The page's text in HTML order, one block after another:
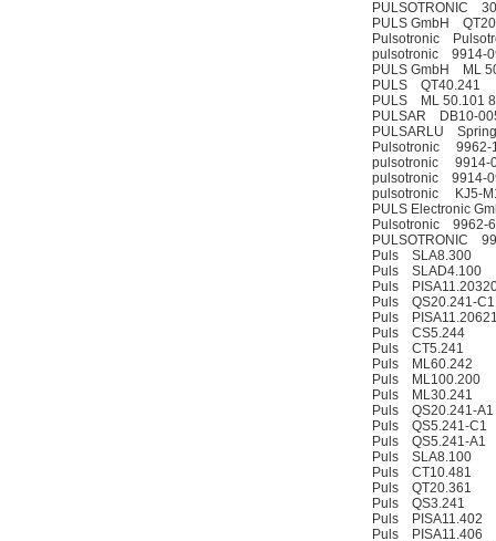
PULSOTRONIC
PULS GmbH
Pulsotronic
pulsotronic 9914-
PULS GmbH ML
PULS QT40.241
PULS ML 50.101
PULSAR DB10-
PULSARLU
Pulsotronic 9962-
pulsotronic 9914-
pulsotronic 9914-
pulsotronic KJ5-
PULS Electronic
Pulsotronic 9962-
PULSOTRONIC
Puls SLA8.300
Puls SLAD4.100
Puls
Puls QS20.241-C1
Puls
Puls CS5.244
Puls CT5.241
Puls ML60.242
Puls ML100.200
Puls ML30.241
Puls QS20.241-A1
Puls QS5.241-C1
Puls QS5.241-A1
Puls SLA8.100
Puls CT10.481
Puls QT20.361
Puls QS3.241
Puls PISA11.402
Puls PISA11.406